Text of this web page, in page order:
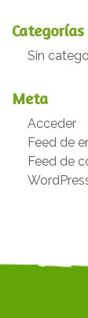
Categorías
Sin
Meta
Acceder
Feed de
Feed de